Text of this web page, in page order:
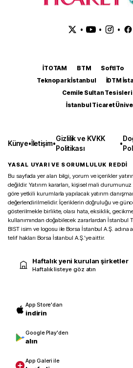
• • •
İTOTAM BTM SoftITo
Teknopark İstanbul
İDTM
Cemile Sultan Tesisleri
İstanbul Ticaret
Künye•İletişim•
Gizlilik ve KVKK
Politikası
•
YASAL UYARI VE SORUMLULUK REDDİ
Bu sayfada yer alan bilgi, yorum ve içerikler
değildir. Yatırım kararları, kişisel mali
göre yetkili kurumlarla yapılacak yatırım
değerlendirilmelidir. İçeriklerin doğruluğu ve
gösterilmekle birlikte, olası hata, eksiklik,
kullanımından doğabilecek zararlardan İstanbul
BIST isim ve logosu ile Borsa İstanbul A.Ş. adına
telif hakları Borsa İstanbul A.Ş.’ye aittir.
Haftalık yeni kurulan şirketler
Haftalık listeye göz atın
App Store'dan
indirin
Google Play'den
alın
App Galeri ile